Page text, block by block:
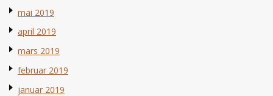
mai 2019
april 2019
mars 2019
februar 2019
januar 2019